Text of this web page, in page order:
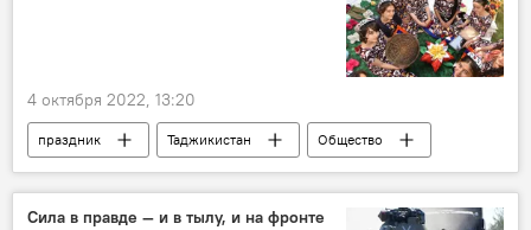
4 октября 2022, 13:20
праздник Таджикистан
Общество
Культура
урожай
Новости Душанбе
традиция
Сила в правде — и в тылу, и на фронте